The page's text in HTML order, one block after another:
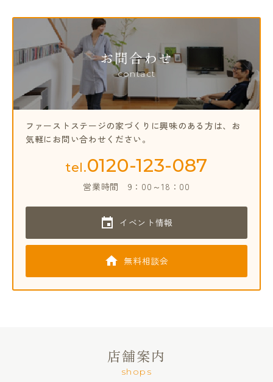
お問合わせ
contact
ファーストステージの家づくりに興味のある方は、 お
気軽にお問い合わせください。
tel.0120-123-087
営業時間 9：00～18：00
イベント情報
無料相談会
店舗案内
shops